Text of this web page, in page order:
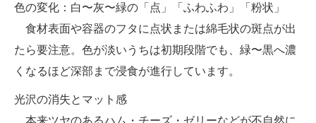
色の変化：白〜灰〜緑の「点」「ふわふわ」「粉状」
食材表面や容器のフタに点状または綿毛状の斑点が出
たら要注意。色が淡いうちは初期段階でも、緑〜黒へ濃
くなるほど深部まで浸食が進行しています。
光沢の消失とマット感
本来ツヤのあるハム・チーズ・ゼリーなどが不自然に